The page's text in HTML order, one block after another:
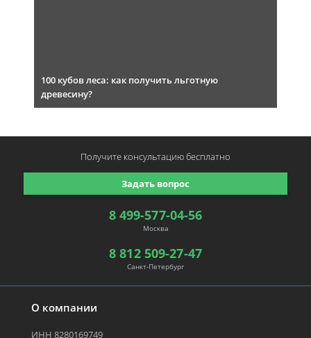
100 кубов леса: как получить льготную
древесину?
О компании
ИНН 8280169749
8 499-577-04-56
Москва
8 812 509-27-47
Санкт-Петербург
Задать вопрос
Получите консультациюбесплатно